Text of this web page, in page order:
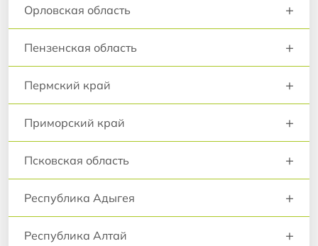
Орловская область +
Пензенская область +
Пермский край +
Приморский край +
Псковская область +
Республика Адыгея +
Республика Алтай +